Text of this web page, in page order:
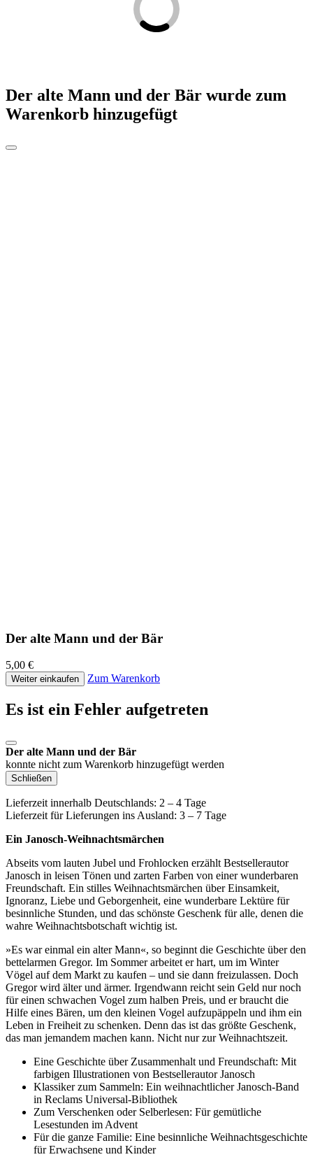
Der alte Mann und der Bär wurde zum
Warenkorb hinzugefügt
Der alte Mann und der Bär
5,00 €
Weiter einkaufen Zum Warenkorb
Es ist ein Fehler aufgetreten
Der alte Mann und der Bär
konnte nicht zum Warenkorb hinzugefügt werden
Schließen
Lieferzeit innerhalb Deutschlands: 2 – 4 Tage
Lieferzeit für Lieferungen ins Ausland: 3 – 7 Tage
Ein Janosch-Weihnachtsmärchen
Abseits vom lauten Jubel und Frohlocken erzählt Bestsellerautor
Janosch in leisen Tönen und zarten Farben von einer wunderbaren
Freundschaft. Ein stilles Weihnachtsmärchen über Einsamkeit,
Ignoranz, Liebe und Geborgenheit, eine wunderbare Lektüre für
besinnliche Stunden, und das schönste Geschenk für alle, denen die
wahre Weihnachtsbotschaft wichtig ist.
»Es war einmal ein alter Mann«, so beginnt die Geschichte über den
bettelarmen Gregor. Im Sommer arbeitet er hart, um im Winter
Vögel auf dem Markt zu kaufen – und sie dann freizulassen. Doch
Gregor wird älter und ärmer. Irgendwann reicht sein Geld nur noch
für einen schwachen Vogel zum halben Preis, und er braucht die
Hilfe eines Bären, um den kleinen Vogel aufzupäppeln und ihm ein
Leben in Freiheit zu schenken. Denn das ist das größte Geschenk,
das man jemandem machen kann. Nicht nur zur Weihnachtszeit.
Eine Geschichte über Zusammenhalt und Freundschaft: Mit
farbigen Illustrationen von Bestsellerautor Janosch
Klassiker zum Sammeln: Ein weihnachtlicher Janosch-Band
in Reclams Universal-Bibliothek
Zum Verschenken oder Selberlesen: Für gemütliche
Lesestunden im Advent
Für die ganze Familie: Eine besinnliche Weihnachtsgeschichte
für Erwachsene und Kinder